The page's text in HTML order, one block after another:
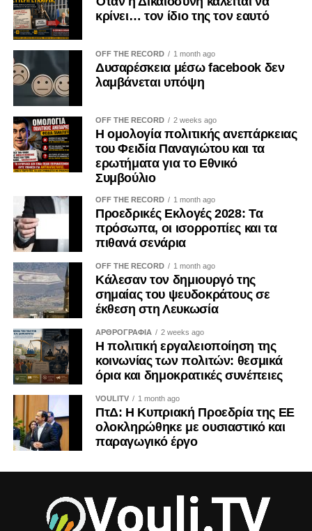
Είναι ημέρα ευθύνης.
Ημέρα μνήμης.
Ημέρα διεκδίκησης της αλήθειας.
τους.
Και εμείς οφείλουμε να κρατήσουμε ζωντανή τη μνήμη
τους.
Όχι από μίσος.
Αλλά από χρέος.
κρίνει… τον ίδιο της τον εαυτό
OFF THE RECORD 1 month ago
Δυσαρέσκεια μέσω facebook δεν
λαμβάνεται υπόψη
OFF THE RECORD 2 weeks ago
Η ομολογία πολιτικής ανεπάρκειας
του Φειδία Παναγιώτου και τα
ερωτήματα για το Εθνικό
Συμβούλιο
OFF THE RECORD 1 month ago
Προεδρικές Εκλογές 2028: Τα
πρόσωπα, οι ισορροπίες και τα
πιθανά σενάρια
OFF THE RECORD 1 month ago
Κάλεσαν τον δημιουργό της
σημαίας του ψευδοκράτους σε
έκθεση στη Λευκωσία
ΑΡΘΡΟΓΡΑΦΙΑ 2 weeks ago
Η πολιτική εργαλειοποίηση της
κοινωνίας των πολιτών: θεσμικά
όρια και δημοκρατικές συνέπειες
VOULITV 1 month ago
ΠτΔ: Η Κυπριακή Προεδρία της ΕΕ
ολοκληρώθηκε με ουσιαστικό και
παραγωγικό έργο